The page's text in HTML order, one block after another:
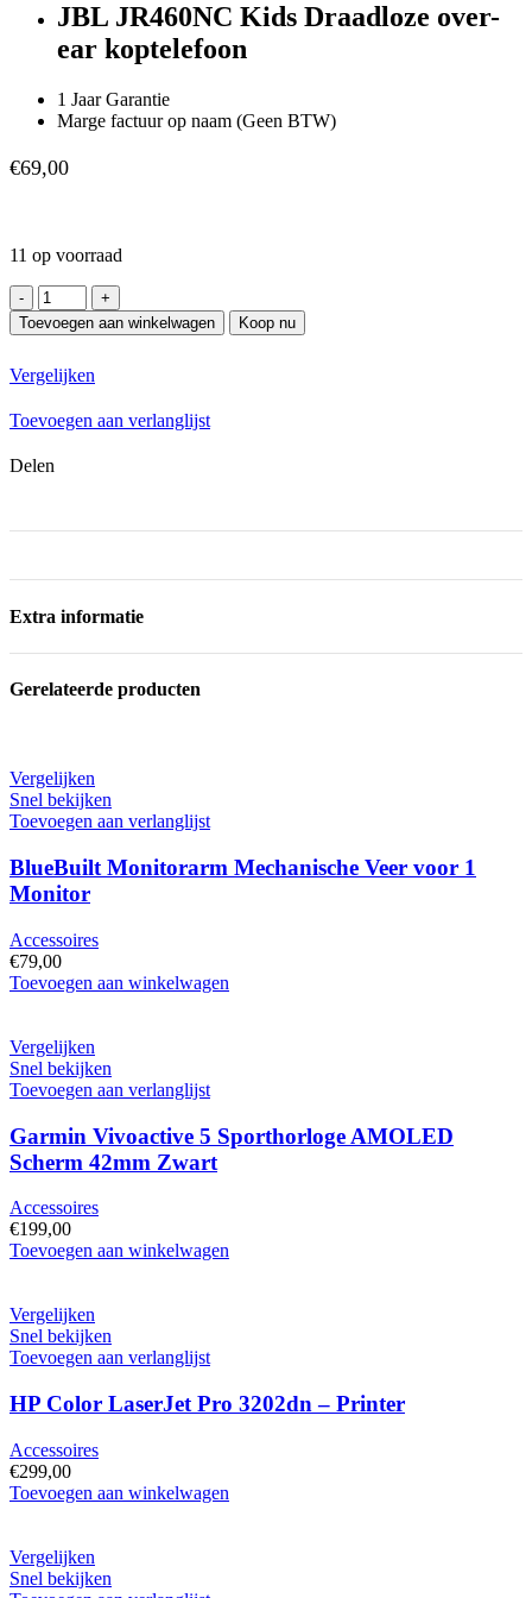
JBL JR460NC Kids Draadloze over-
ear koptelefoon
1 Jaar Garantie
Marge factuur op naam (Geen BTW)
€69,00
11 op voorraad
JBL
JR460NC
Kids
over-
koptelefoon
Noise
hoeveelheid
Toevoegen aan winkelwagen Koop nu
Vergelijken
Toevoegen aan verlanglijst
Delen
Extra informatie
Gerelateerde producten
Vergelijken
Snel bekijken
Toevoegen aan verlanglijst
BlueBuilt Monitorarm Mechanische Veer voor 1
Monitor
Accessoires
€79,00
BlueBuilt
Veer
voor
1
hoeveelheid
Toevoegen aan winkelwagen
Vergelijken
Snel bekijken
Toevoegen aan verlanglijst
Garmin Vivoactive 5 Sporthorloge AMOLED
Scherm 42mm Zwart
Accessoires
€199,00
Garmin
Sporthorloge
AMOLED
Scherm
Zwart
hoeveelheid
Toevoegen aan winkelwagen
Vergelijken
Snel bekijken
Toevoegen aan verlanglijst
HP Color LaserJet Pro 3202dn – Printer
Accessoires
€299,00
HP
Pro
3202dn
Toevoegen aan winkelwagen
Vergelijken
Snel bekijken